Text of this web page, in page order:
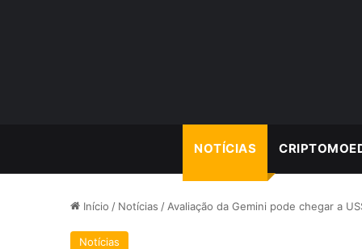
NOTÍCIAS
Início / Notícias / Avaliação da Gemini pode chegar a
Notícias